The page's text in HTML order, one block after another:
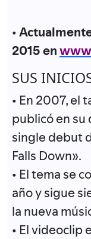
•
2015 en
SUS
• En 2007, el
publicó en su
single debut
Falls Down».
• El tema se
año y sigue
la nueva
• El videoclip